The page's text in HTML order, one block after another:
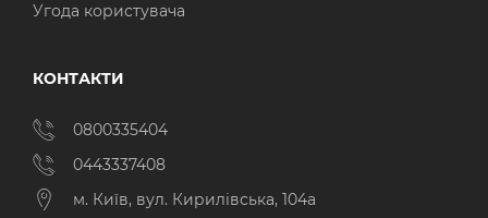
Угода користувача
КОНТАКТИ
0800335404
0443337408
м. Київ, вул. Кирилівська, 104а